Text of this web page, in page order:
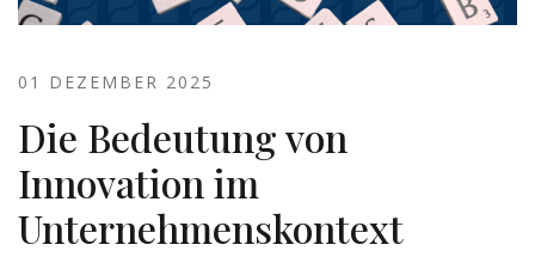
01 DEZEMBER 2025
Die Bedeutung von
Innovation im
Unternehmenskontext